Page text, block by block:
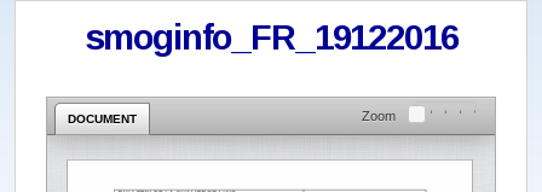
smoginfo_FR_19122016
DOCUMENT Zoom